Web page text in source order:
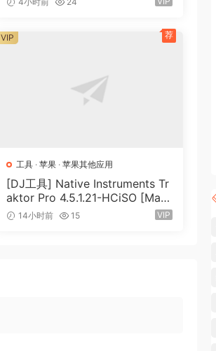
工具 ·苹果 ·苹果其他应用
[DJ工具] Native Instruments Tr
aktor Pro 4.5.1.21-HCiSO [Mac
OSX]（402.83MB）
14小时前 15 VIP
VIP 荐